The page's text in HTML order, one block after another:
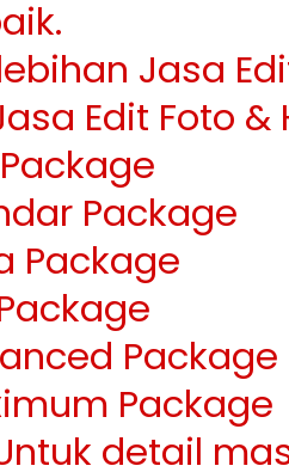
Jasa
Edit Foto &
Package
Package
Package
Package
detail